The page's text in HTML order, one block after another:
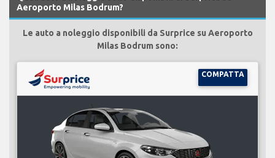
Aeroporto Milas Bodrum?
Le auto a noleggio disponibili da Surprice su Aeroporto
Milas Bodrum sono:
COMPATTA